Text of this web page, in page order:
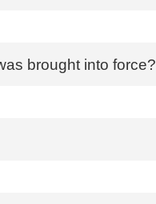
brought into force?